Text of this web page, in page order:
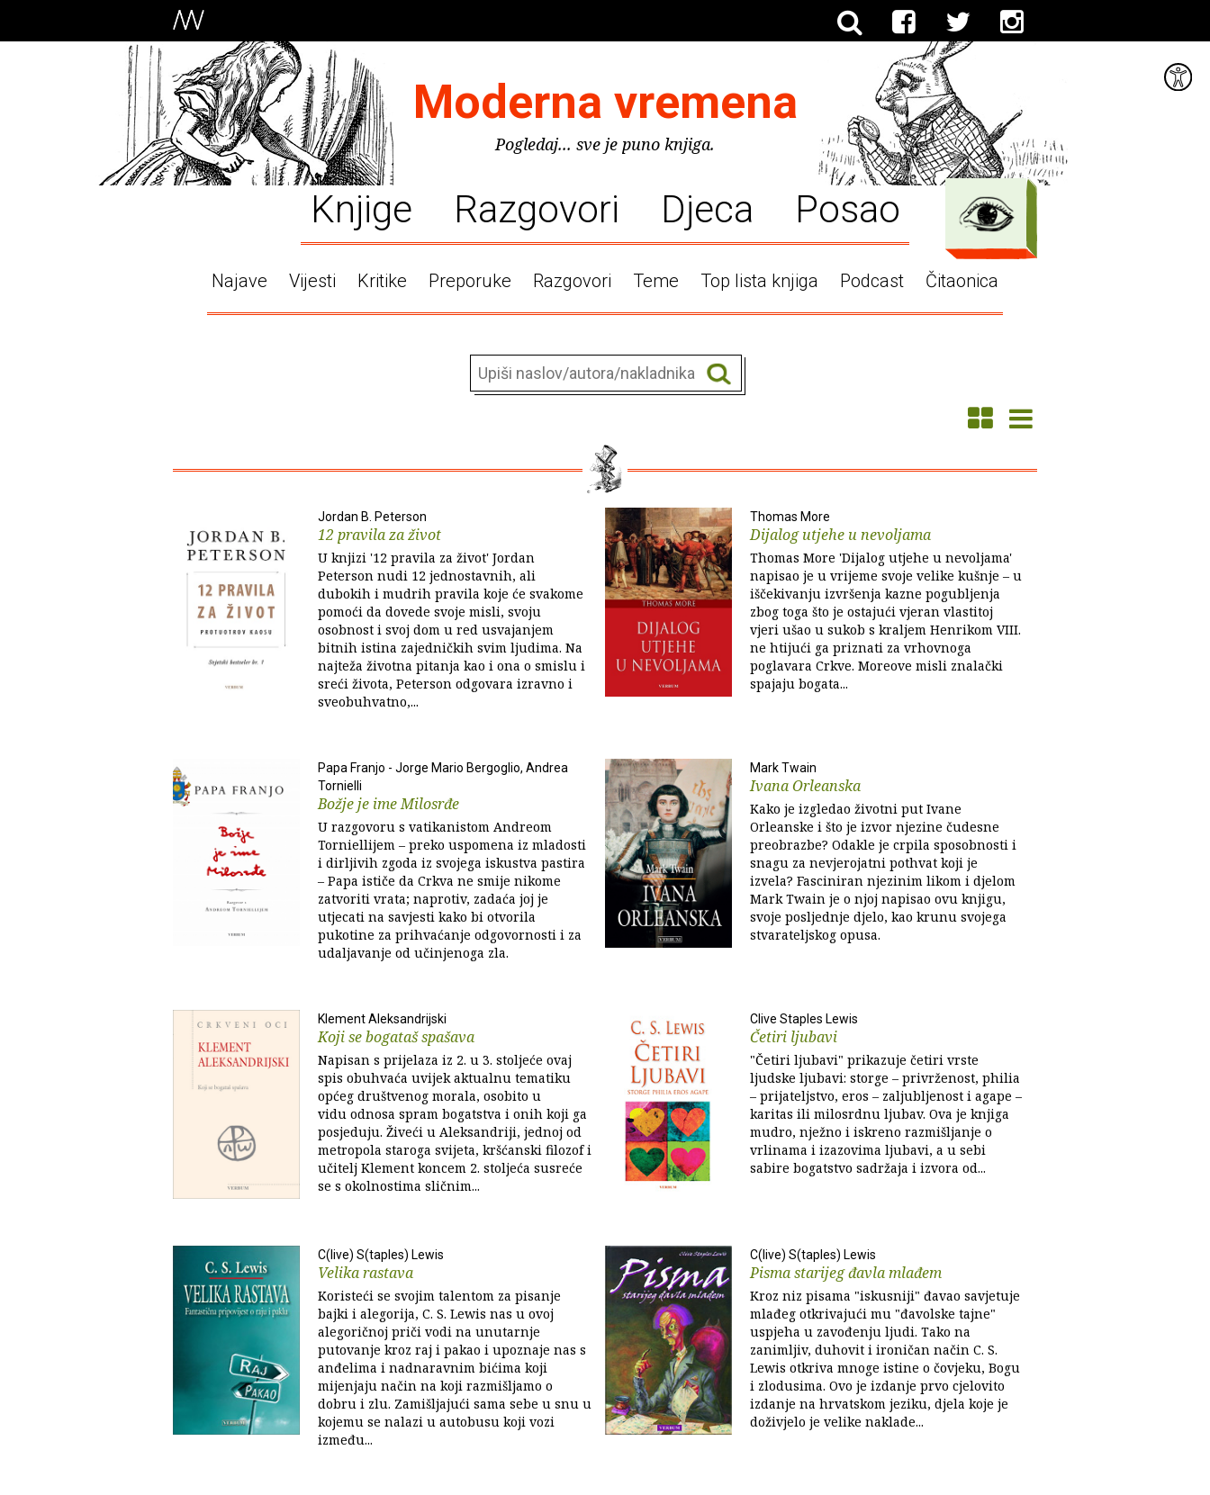
Moderna vremena
Pogledaj... sve je puno knjiga.
Knjige Razgovori Djeca Posao
Najave Vijesti Kritike Preporuke Razgovori Teme Top lista knjiga Podcast Čitaonica
Jordan B. Peterson
12 pravila za život
U knjizi '12 pravila za život' Jordan
Peterson nudi 12 jednostavnih, ali
dubokih i mudrih pravila koje će svakome
pomoći da dovede svoje misli, svoju
osobnost i svoj dom u red usvajanjem
bitnih istina zajedničkih svim ljudima. Na
najteža životna pitanja kao i ona o smislu i
sreći života, Peterson odgovara izravno i
sveobuhvatno,...
Thomas More
Dijalog utjehe u nevoljama
Thomas More 'Dijalog utjehe u nevoljama'
napisao je u vrijeme svoje velike kušnje – u
iščekivanju izvršenja kazne pogubljenja
zbog toga što je ostajući vjeran vlastitoj
vjeri ušao u sukob s kraljem Henrikom VIII.
ne htijući ga priznati za vrhovnoga
poglavara Crkve. Moreove misli znalački
spajaju bogata...
Papa Franjo - Jorge Mario Bergoglio, Andrea
Tornielli
Božje je ime Milosrđe
U razgovoru s vatikanistom Andreom
Torniellijem – preko uspomena iz mladosti
i dirljivih zgoda iz svojega iskustva pastira
– Papa ističe da Crkva ne smije nikome
zatvoriti vrata; naprotiv, zadaća joj je
utjecati na savjesti kako bi otvorila
pukotine za prihvaćanje odgovornosti i za
udaljavanje od učinjenoga zla.
Mark Twain
Ivana Orleanska
Kako je izgledao životni put Ivane
Orleanske i što je izvor njezine čudesne
preobrazbe? Odakle je crpila sposobnosti i
snagu za nevjerojatni pothvat koji je
izvela? Fasciniran njezinim likom i djelom
Mark Twain je o njoj napisao ovu knjigu,
svoje posljednje djelo, kao krunu svojega
stvarateljskog opusa.
Klement Aleksandrijski
Koji se bogataš spašava
Napisan s prijelaza iz 2. u 3. stoljeće ovaj
spis obuhvaća uvijek aktualnu tematiku
općeg društvenog morala, osobito u
vidu odnosa spram bogatstva i onih koji ga
posjeduju. Živeći u Aleksandriji, jednoj od
metropola staroga svijeta, kršćanski filozof i
učitelj Klement koncem 2. stoljeća susreće
se s okolnostima sličnim...
Clive Staples Lewis
Četiri ljubavi
"Četiri ljubavi" prikazuje četiri vrste
ljudske ljubavi: storge – privrženost, philia
– prijateljstvo, eros – zaljubljenost i agape –
karitas ili milosrdnu ljubav. Ova je knjiga
mudro, nježno i iskreno razmišljanje o
vrlinama i izazovima ljubavi, a u sebi
sabire bogatstvo sadržaja i izvora od...
C(live) S(taples) Lewis
Velika rastava
Koristeći se svojim talentom za pisanje
bajki i alegorija, C. S. Lewis nas u ovoj
alegoričnoj priči vodi na unutarnje
putovanje kroz raj i pakao i upoznaje nas s
anđelima i nadnaravnim bićima koji
mijenjaju način na koji razmišljamo o
dobru i zlu. Zamišljajući sama sebe u snu u
kojemu se nalazi u autobusu koji vozi
između...
C(live) S(taples) Lewis
Pisma starijeg đavla mlađem
Kroz niz pisama "iskusniji" đavao savjetuje
mlađeg otkrivajući mu "đavolske tajne"
uspjeha u zavođenju ljudi. Tako na
zanimljiv, duhovit i ironičan način C. S.
Lewis otkriva mnoge istine o čovjeku, Bogu
i zlodusima. Ovo je izdanje prvo cjelovito
izdanje na hrvatskom jeziku, djela koje je
doživjelo je velike naklade...